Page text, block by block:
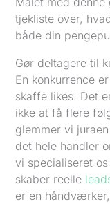
tjekliste over,
både din
Gør deltagere til
En konkurrence
skaffe likes. Det
ikke at få flere
glemmer vi
det hele handler
vi specialiseret
skaber reelle
er en